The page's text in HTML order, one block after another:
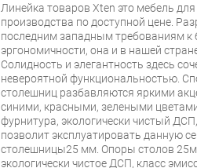
Линейка товаров Xten это мебель
производства по доступной цене.
последним западным требованиям к
эргономичности, она и в нашей
Солидность и элегантность здесь
невероятной функциональностью.
столешниц разбавляются яркими
синими, красными, зелеными
фурнитура, экологически чистый
позволит эксплуатировать данную
столешницы25 мм. Опоры столов
экологически чистое ДСП, класс